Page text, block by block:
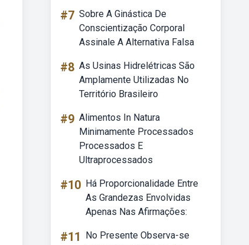
#7 Sobre A Ginástica De
Conscientização Corporal
Assinale A Alternativa Falsa
#8 As Usinas Hidrelétricas São
Amplamente Utilizadas No
Território Brasileiro
#9 Alimentos In Natura
Minimamente Processados
Processados E
Ultraprocessados
#10 Há Proporcionalidade Entre
As Grandezas Envolvidas
Apenas Nas Afirmações:
#11
No Presente Observa-se